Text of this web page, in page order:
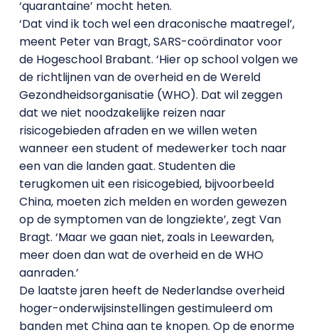
‘quarantaine’ mocht heten.
‘Dat vind ik toch wel een draconische maatregel’,
meent Peter van Bragt, SARS-coördinator voor
de Hogeschool Brabant. ‘Hier op school volgen we
de richtlijnen van de overheid en de Wereld
Gezondheidsorganisatie (WHO). Dat wil zeggen
dat we niet noodzakelijke reizen naar
risicogebieden afraden en we willen weten
wanneer een student of medewerker toch naar
een van die landen gaat. Studenten die
terugkomen uit een risicogebied, bijvoorbeeld
China, moeten zich melden en worden gewezen
op de symptomen van de longziekte’, zegt Van
Bragt. ‘Maar we gaan niet, zoals in Leewarden,
meer doen dan wat de overheid en de WHO
aanraden.’
De laatste jaren heeft de Nederlandse overheid
hoger-onderwijsinstellingen gestimuleerd om
banden met China aan te knopen. Op de enorme